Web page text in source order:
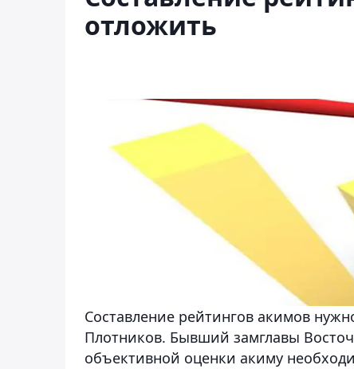
отложить
Составление рейтингов акимов
Плотников. Бывший замглавы
объективной оценки акиму